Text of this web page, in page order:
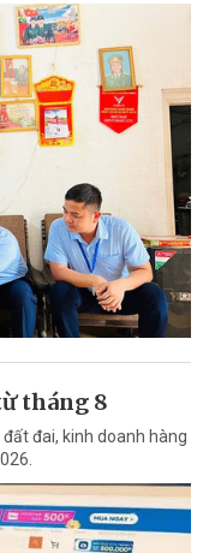
tháng 8
đai, kinh doanh hàng